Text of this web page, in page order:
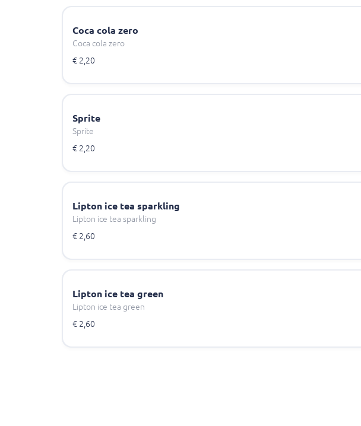
Coca cola zero
Coca cola zero
€ 2,20
Sprite
Sprite
€ 2,20
Lipton ice tea sparkling
Lipton ice tea sparkling
€ 2,60
Lipton ice tea green
Lipton ice tea green
€ 2,60